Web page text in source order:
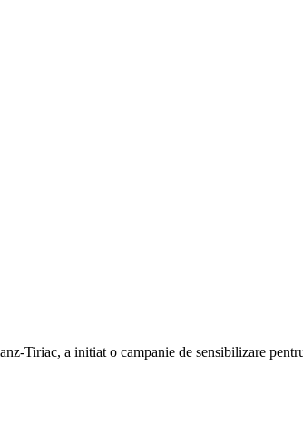
Tiriac, a initiat o campanie de sensibilizare